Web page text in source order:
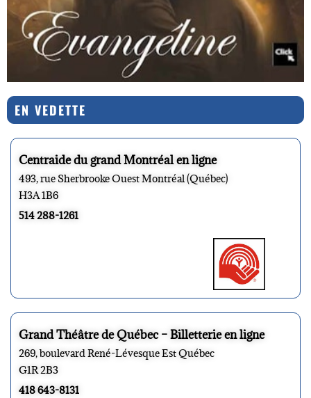
EN VEDETTE
Centraide du grand Montréal en ligne
493, rue Sherbrooke Ouest Montréal (Québec)
H3A 1B6
514 288-1261
Grand Théâtre de Québec – Billetterie en ligne
269, boulevard René-Lévesque Est Québec
G1R 2B3
418 643-8131